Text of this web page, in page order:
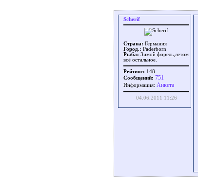
Scherif
Страна: Германия
Город.: Paderborn
Рыба: Зимой форель,летом
всё остальное.
Рейтинг: 148
Сообщений: 751
Информация: Aнкета
04.06.2011 11:26